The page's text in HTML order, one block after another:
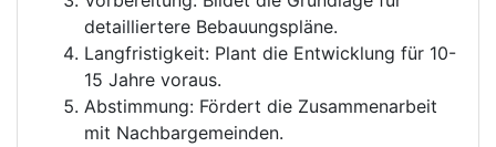
detailliertere Bebauungspläne.
Langfristigkeit: Plant die Entwicklung für 10-
15 Jahre voraus.
Abstimmung: Fördert die Zusammenarbeit
mit Nachbargemeinden.